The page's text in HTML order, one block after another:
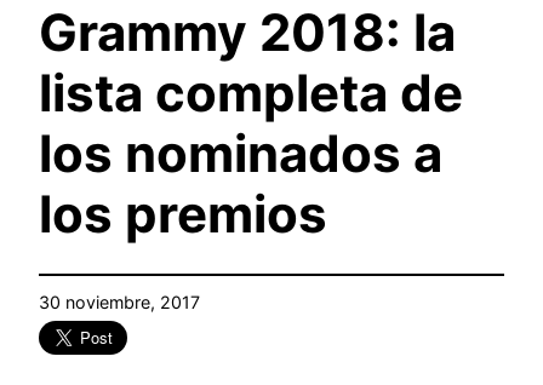
Grammy 2018: la
lista completa de
los nominados a
los premios
30 noviembre, 2017